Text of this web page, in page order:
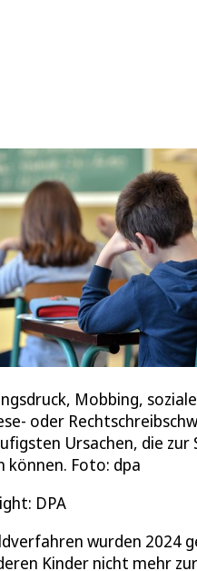
Mobbing,
oder
Ursachen, die zur
können. Foto: dpa
DPA
wurden 2024
Kinder nicht mehr